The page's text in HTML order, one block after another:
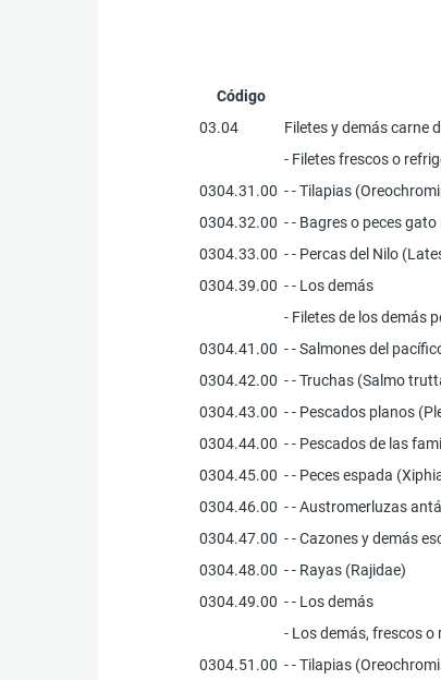
Código
03.04
Filetes y demás carne
- Filetes frescos o
0304.31.00 - - Tilapias
0304.32.00 - - Bagres o peces
0304.33.00 - - Percas del Nilo
0304.39.00 - - Los demás
- Filetes de los demás
0304.41.00 - - Salmones del
0304.42.00 - - Truchas (Salmo
0304.43.00 - - Pescados planos
0304.44.00 - - Pescados de las
0304.45.00 - - Peces espada
0304.46.00 - - Austromerluzas
0304.47.00 - - Cazones y demás
0304.48.00 - - Rayas (Rajidae)
0304.49.00 - - Los demás
- Los demás, frescos o
0304.51.00 - - Tilapias